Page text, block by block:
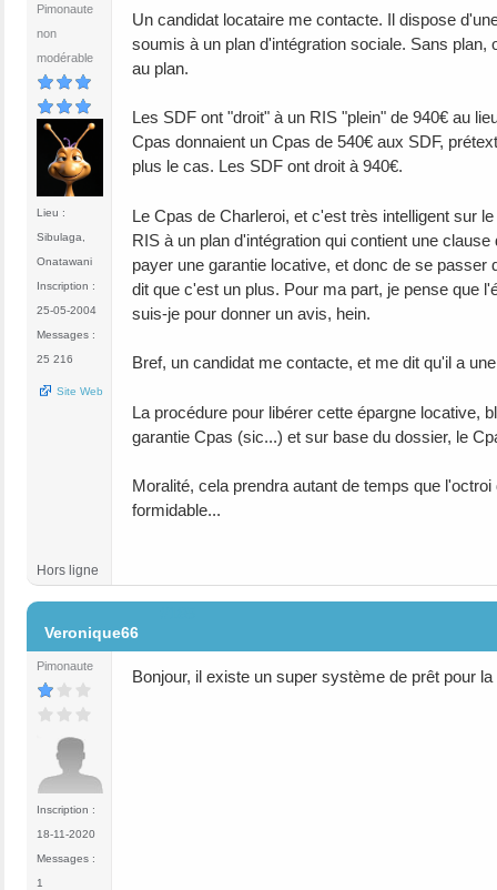
Pimonaute
non
modérable
Lieu :
Sibulaga,
Onatawani
Inscription :
25-05-2004
Messages :
25 216
Site Web
Un candidat locataire me contacte. Il dispose
soumis à un plan d'intégration sociale. Sans
au plan.
Les SDF ont "droit" à un RIS "plein" de 940€ au
Cpas donnaient un Cpas de 540€ aux SDF,
plus le cas. Les SDF ont droit à 940€.
Le Cpas de Charleroi, et c'est très intelligent sur
RIS à un plan d'intégration qui contient une
payer une garantie locative, et donc de se
dit que c'est un plus. Pour ma part, je pense que
suis-je pour donner un avis, hein.
Bref, un candidat me contacte, et me dit qu'il a
La procédure pour libérer cette épargne locative,
garantie Cpas (sic...) et sur base du dossier, le
Moralité, cela prendra autant de temps que
formidable...
Hors ligne
Veronique66
Pimonaute
Inscription :
18-11-2020
Messages :
1
Bonjour, il existe un super système de prêt pour la